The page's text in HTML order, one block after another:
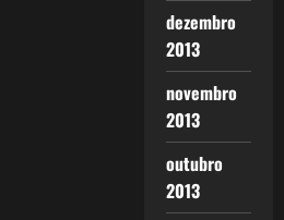
dezembro
2013
novembro
2013
outubro
2013